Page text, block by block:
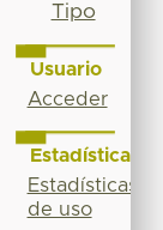
Tipo
Usuario
Acceder
Estadísticas
Estadísticas
de uso